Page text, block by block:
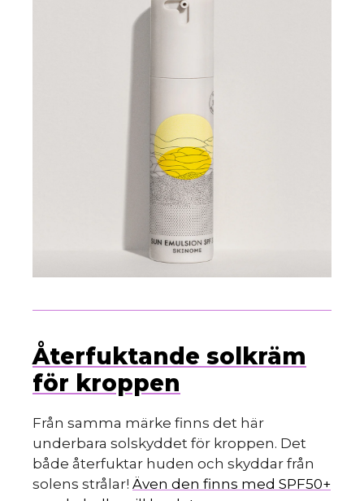
Återfuktande solkräm
för kroppen
Från samma märke finns det här
underbara solskyddet för kroppen. Det
både återfuktar huden och skyddar från
solens strålar! Även den finns med SPF50+